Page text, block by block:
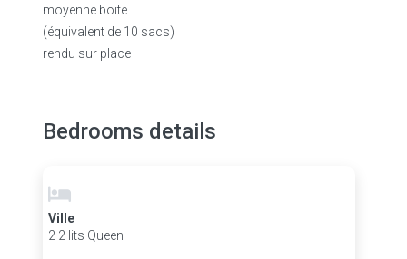
moyenne boite
(équivalent de 10 sacs)
rendu sur place
Bedrooms details
Ville
2 2 lits Queen